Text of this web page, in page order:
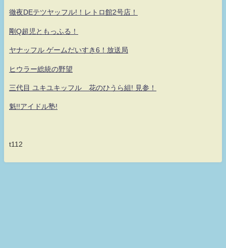
徹夜DEテツヤッフル!！レトロ館2号店！
剛Q超児ともっふる！
ヤナッフル ゲームだいすき6！放送局
ヒウラー総統の野望
三代目 ユキユキッフル 花のひうら組! 見参！
魁!!アイドル塾!
t112